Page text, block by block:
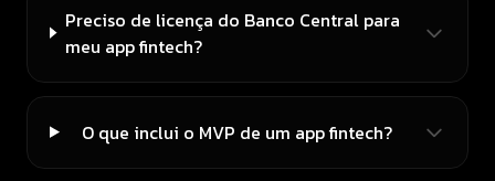
Preciso de licença do Banco Central para
meu app fintech?
O que inclui o MVP de um app fintech?